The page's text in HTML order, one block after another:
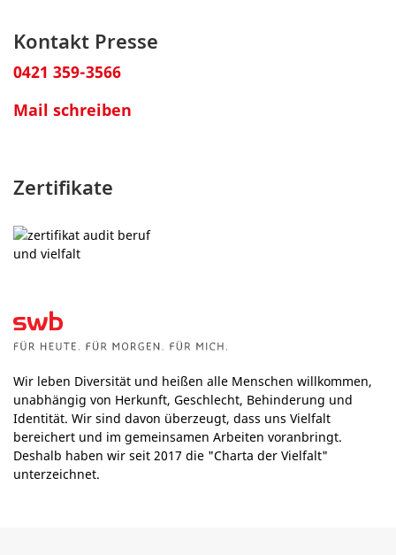
Kontakt Presse
0421 359-3566
Mail schreiben
Zertifikate
Wir leben Diversität und heißen alle Menschen willkommen,
unabhängig von Herkunft, Geschlecht, Behinderung und
Identität. Wir sind davon überzeugt, dass uns Vielfalt
bereichert und im gemeinsamen Arbeiten voranbringt.
Deshalb haben wir seit 2017 die "Charta der Vielfalt"
unterzeichnet.